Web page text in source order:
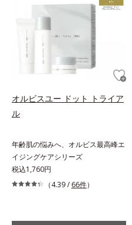
オルビスユー ドット トライア
ル
年齢肌の悩みへ、オルビス最高峰エ
イジングケアシリーズ
税込1,760円
（4.39 / 66件）